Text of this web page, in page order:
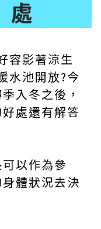
容影著涼生
水池開放?今
入冬之後，
處還有解答
以作為參
體狀況去決